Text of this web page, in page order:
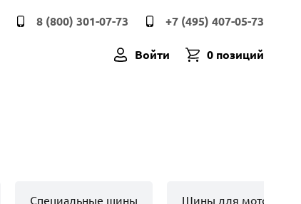
+7 (495) 407-05-73
8 (800) 301-07-73
0 позиций
Войти
Специальные шины Шины для мото